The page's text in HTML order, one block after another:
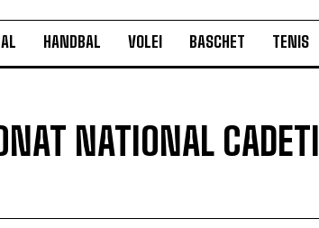
HANDBAL VOLEI BASCHET TENIS
NATIONAL CADETI